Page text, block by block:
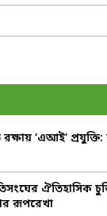
‘এআই’ প্রযুক্তি:
ঐতিহাসিক
রূপরেখা